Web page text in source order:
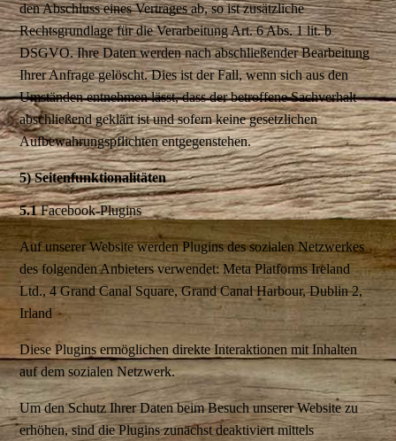
den Abschluss eines Vertrages ab, so ist zusätzliche
Rechtsgrundlage für die Verarbeitung Art. 6 Abs. 1 lit. b
DSGVO. Ihre Daten werden nach abschließender Bearbeitung
Ihrer Anfrage gelöscht. Dies ist der Fall, wenn sich aus den
Umständen entnehmen lässt, dass der betroffene Sachverhalt
abschließend geklärt ist und sofern keine gesetzlichen
Aufbewahrungspflichten entgegenstehen.
5) Seitenfunktionalitäten
5.1Facebook-Plugins
Auf unserer Website werden Plugins des sozialen Netzwerkes
des folgenden Anbieters verwendet: Meta Platforms Ireland
Ltd., 4 Grand Canal Square, Grand Canal Harbour, Dublin 2,
Irland
Diese Plugins ermöglichen direkte Interaktionen mit Inhalten
auf dem sozialen Netzwerk.
Um den Schutz Ihrer Daten beim Besuch unserer Website zu
erhöhen, sind die Plugins zunächst deaktiviert mittels